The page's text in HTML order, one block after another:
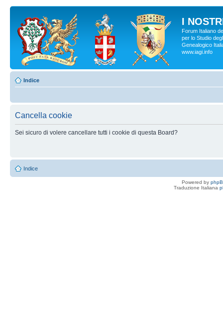
I
Forum Italiano
per lo Studio
Genealogico
www.iagi.info
Indice
Cancella cookie
Sei sicuro di volere cancellare tutti i cookie di questa Board?
Indice
Powered by
Traduzione Italiana